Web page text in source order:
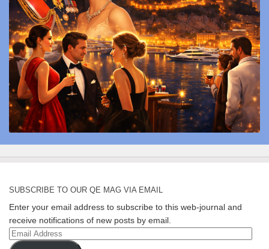
SUBSCRIBE TO OUR QE MAG VIA EMAIL
Enter your email address to subscribe to this web-journal and
receive notifications of new posts by email.
Email
Address